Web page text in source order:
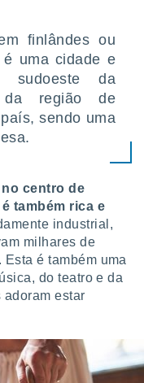
finlândes ou
é uma cidade e
sudoeste da
região de
sendo uma
centro de
também rica e
industrial,
milhares de
é também uma
do teatro e da
adoram estar